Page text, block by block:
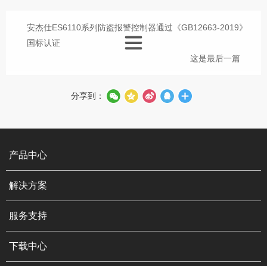
安杰仕ES6110系列防盗报警控制器通过《GB12663-2019》
国标认证
这是最后一篇
分享到：
产品中心
解决方案
服务支持
下载中心